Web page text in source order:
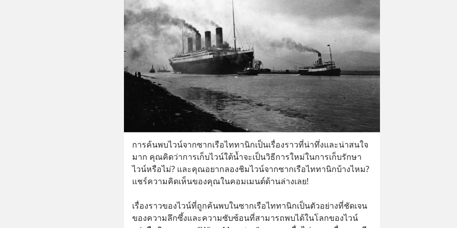
การค้นพบไวน์จากซากเรือไททานิกเป็นเรื่องราวที่น่าทึ่งและน่าสนใจ
มาก คุณคิดว่าการเก็บไวน์ใต้น้ำจะเป็นวิธีการใหม่ในการเก็บรักษา
ไวน์หรือไม่? และคุณอยากลองชิมไวน์จากซากเรือไททานิกบ้างไหม?
แชร์ความคิดเห็นของคุณในคอมเมนต์ด้านล่างเลย!
เรื่องราวของไวน์ที่ถูกค้นพบในซากเรือไททานิกเป็นตัวอย่างที่ชัดเจน
ของความลึกซึ้งและความซับซ้อนที่สามารถพบได้ในโลกของไวน์